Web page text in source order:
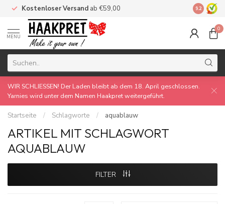
Kostenloser Versand ab €59,00 Made by
9.2
MENU
0
WIR SCHLIESSEN! Der Laden bleibt ab dem 18. April geschlossen.
Yarnies wird unter dem Namen Haakpret weitergeführt.
Startseite / Schlagworte / aquablauw
ARTIKEL MIT SCHLAGWORT
AQUABLAUW
FILTER